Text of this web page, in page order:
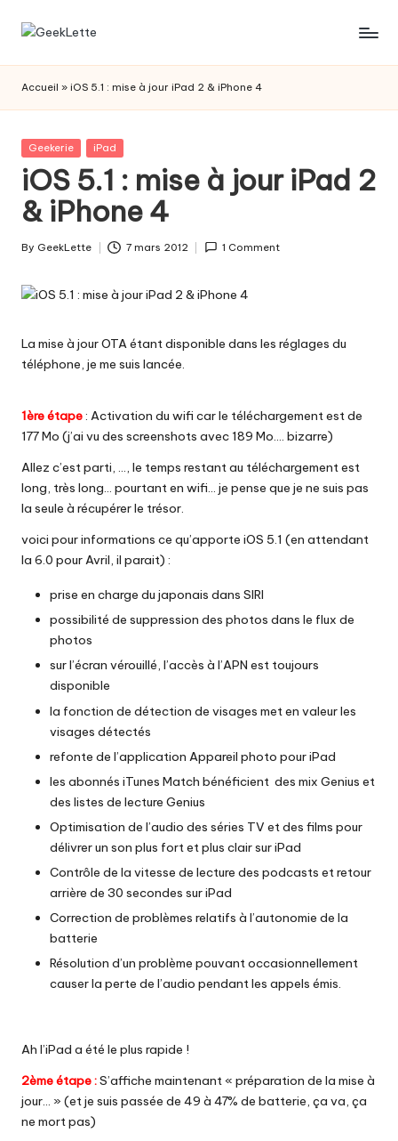
Skip
G
e
e
k
L
e
t
t
e
les
de
société
Accueil » iOS 5.1 : mise à jour iPad 2 & iPhone 4
Posted
Geekerie iPad
iOS 5.1 : mise à jour iPad 2
& iPhone 4
Posted
By GeekLette 7 mars 2012 1 Comment
La mise à jour OTA étant disponible dans les réglages du
téléphone, je me suis lancée.
1ère étape: Activation du wifi car le téléchargement est de
177 Mo (j’ai vu des screenshots avec 189 Mo…. bizarre)
Allez c’est parti, …, le temps restant au téléchargement est
long, très long… pourtant en wifi… je pense que je ne suis pas
la seule à récupérer le trésor.
voici pour informations ce qu’apporte iOS 5.1 (en attendant
la 6.0 pour Avril, il parait) :
prise en charge du japonais dans SIRI
possibilité de suppression des photos dans le flux de
photos
sur l’écran vérouillé, l’accès à l’APN est toujours
disponible
la fonction de détection de visages met en valeur les
visages détectés
refonte de l’application Appareil photo pour iPad
les abonnés iTunes Match bénéficient des mix Genius et
des listes de lecture Genius
Optimisation de l’audio des séries TV et des films pour
délivrer un son plus fort et plus clair sur iPad
Contrôle de la vitesse de lecture des podcasts et retour
arrière de 30 secondes sur iPad
Correction de problèmes relatifs à l’autonomie de la
batterie
Résolution d’un problème pouvant occasionnellement
causer la perte de l’audio pendant les appels émis.
Ah l’iPad a été le plus rapide !
2ème étape :S’affiche maintenant « préparation de la mise à
jour… » (et je suis passée de 49 à 47% de batterie, ça va, ça
ne mort pas)